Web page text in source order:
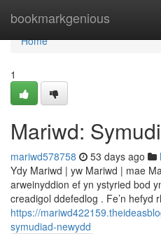
bookmarkgenious
Home
Home
1
Mariwd:
mariwd578758 53 days ago
Ydy Mariwd | yw Mariwd | mae
arweinyddion ef yn ystyried bod
creadigol ddefedlog . Fe’n hefyd
https://
symudiad-newydd